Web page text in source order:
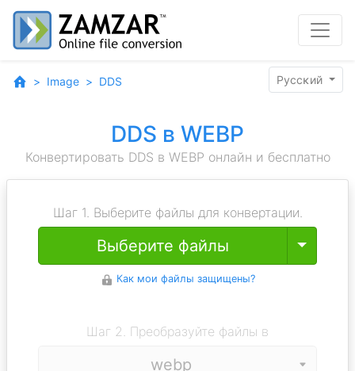
Image DDS Pyccĸий
DDS в WEBP
Конвертировать DDS в WEBP онлайн и бесплатно
Шаг 1. Выберите файлы для конвертации.
Выберите файлы Toggle
Как мои файлы защищены?
Шаг 2. Преобразуйте файлы в